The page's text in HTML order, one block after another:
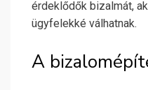
érdeklődők bizalmát,
ügyfelekké válhatnak.
A